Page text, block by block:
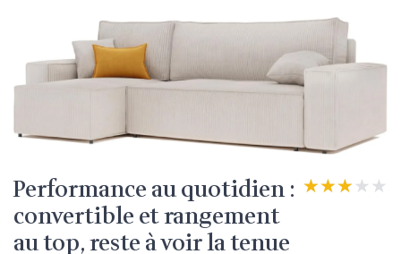
Performance au quotidien :
convertible et rangement
au top, reste à voir la tenue
★★★★★
★★★★★